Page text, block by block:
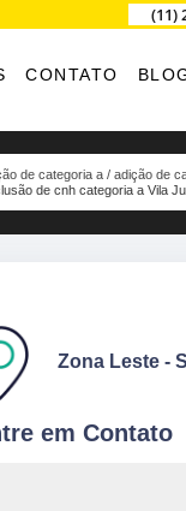
(11)
CONTATO
de categoria a
adição de
de cnh categoria a Vila
em Contato
Zona Leste -